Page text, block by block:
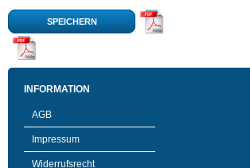
SPEICHERN
INFORMATION
AGB
Impressum
Widerrufsrecht